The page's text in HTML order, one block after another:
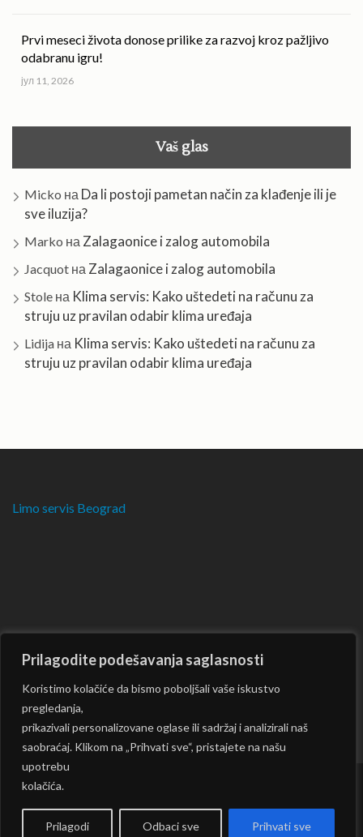
Prilagodite podešavanja saglasnosti
Koristimo kolačiće da bismo poboljšali vaše iskustvo
pregledanja,
prikazivali personalizovane oglase ili sadržaj i analizirali naš
saobraćaj. Klikom na „Prihvati sve“, pristajete na našu
upotrebu
kolačića.
Prilagodi Odbaci sve Prihvati sve
Prvi meseci života donose prilike za razvoj kroz pažljivo
odabranu igru!
јул 11, 2026
Vaš glas
Micko на Da li postoji pametan način za klađenje ili je
sve iluzija?
Marko на Zalagaonice i zalog automobila
Jacquot на Zalagaonice i zalog automobila
Stole на Klima servis: Kako uštedeti na računu za
struju uz pravilan odabir klima uređaja
Lidija на Klima servis: Kako uštedeti na računu za
struju uz pravilan odabir klima uređaja
Limo servis Beograd
Powered by: